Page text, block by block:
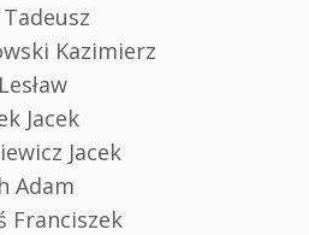
Kazimierz
Jacek
Jacek
Adam